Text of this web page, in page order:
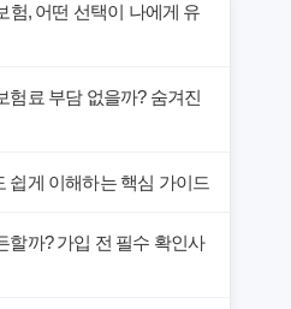
험, 어떤 선택이 나에게 유
험료 부담 없을까? 숨겨진
쉽게 이해하는 핵심 가이드
할까? 가입 전 필수 확인사